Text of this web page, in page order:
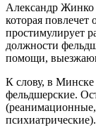
Александр Жинко
которая
простимулирует
должности
помощи,
К слову, в
фельдшерские.
психиатрические).